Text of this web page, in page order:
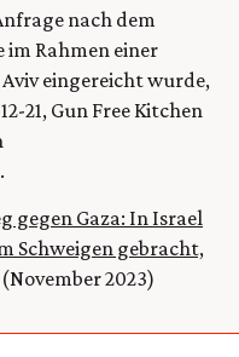
nach dem
Rahmen einer
eingereicht wurde,
21, Gun Free Kitchen
gegen Gaza: In Israel
Schweigen gebracht,
(November 2023)